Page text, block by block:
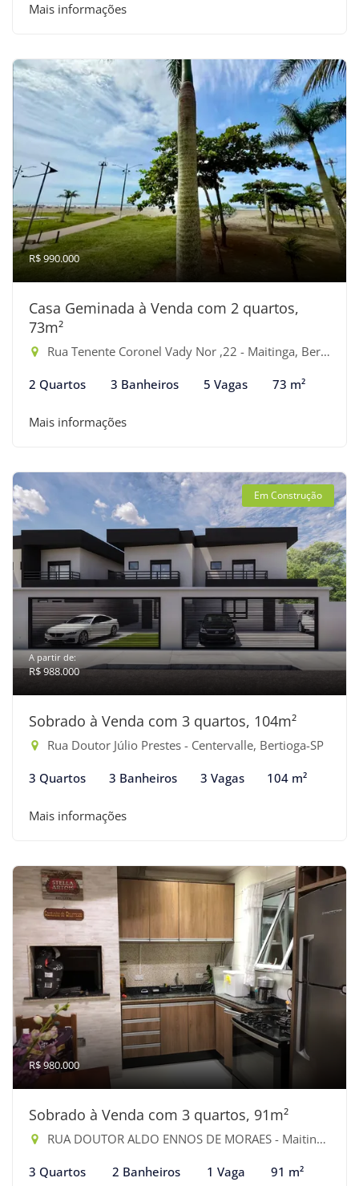
Mais informações
R$ 990.000
Casa Geminada à Venda com 2 quartos,
73m²
Rua Tenente Coronel Vady Nor ,22 - Maitinga, Bertioga-SP
2 Quartos 3 Banheiros 5 Vagas 73 m²
Mais informações
Em Construção
A partir de:
R$ 988.000
Sobrado à Venda com 3 quartos, 104m²
Rua Doutor Júlio Prestes - Centervalle, Bertioga-SP
3 Quartos 3 Banheiros 3 Vagas 104 m²
Mais informações
R$ 980.000
Sobrado à Venda com 3 quartos, 91m²
RUA DOUTOR ALDO ENNOS DE MORAES - Maitinga, Bertioga-SP
3 Quartos 2 Banheiros 1 Vaga 91 m²